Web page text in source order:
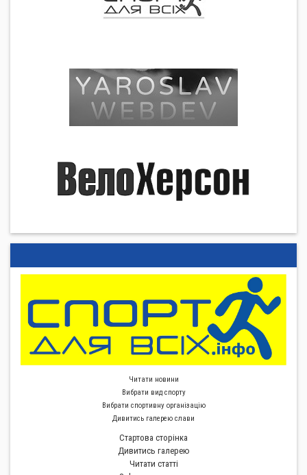
Читати новини
Вибрати вид спорту
Вибрати спортивну органiзацiю
Дивитись галерею слави
Стартова сторiнка
Дивитись галерею
Читати статті